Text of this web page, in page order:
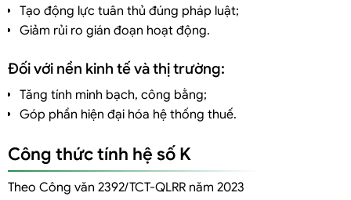
Tạo động lực tuân thủ đúng pháp luật;
Giảm rủi ro gián đoạn hoạt động.
Đối với nền kinh tế và thị trường:
Tăng tính minh bạch, công bằng;
Góp phần hiện đại hóa hệ thống thuế.
Công thức tính hệ số K
Theo Công văn 2392/TCT-QLRR năm 2023